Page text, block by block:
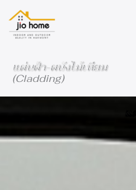
Skip
to
content
แผ่นฝ้า-ผนังไม้เทียม
(Cladding)